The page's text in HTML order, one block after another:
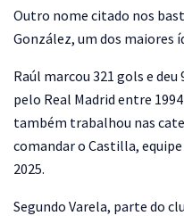
Outro nome citado nos
González, um dos maiores
Raúl marcou 321 gols e
pelo Real Madrid entre
também trabalhou nas
comandar o Castilla,
2025.
Segundo Varela, parte do